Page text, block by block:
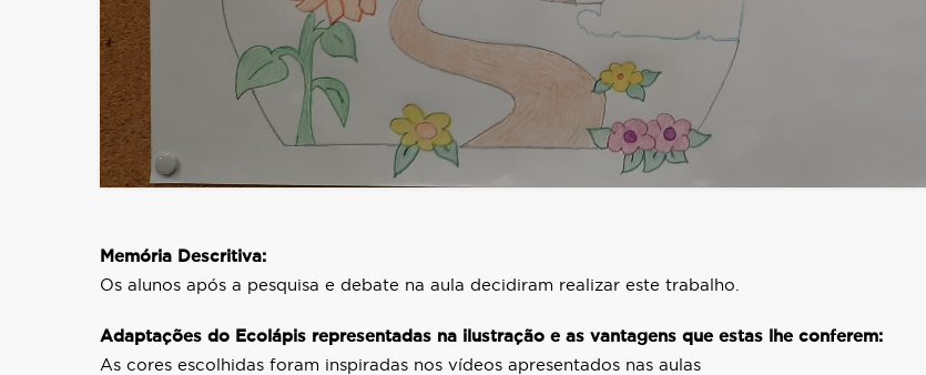
Memória Descritiva:
Os alunos após a pesquisa e debate na aula decidiram realizar este trabalho.
Adaptações do Ecolápis representadas na ilustração e as vantagens que estas lhe conferem:
As cores escolhidas foram inspiradas nos vídeos apresentados nas aulas